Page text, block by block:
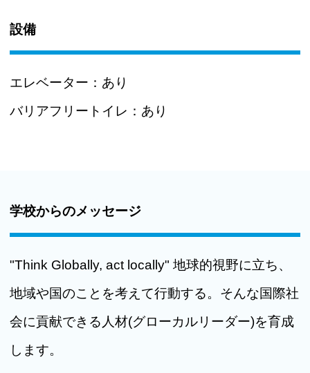
設備
エレベーター： あり
バリアフリートイレ： あり
学校からのメッセージ
"Think Globally, act locally" 地球的視野に立ち、
地域や国のことを考えて行動する。そんな国際社
会に貢献できる人材(グローカルリーダー)を育成
します。